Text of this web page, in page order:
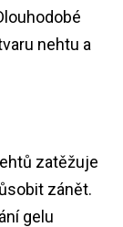
nehtu a
zatěžuje
zánět.
gelu